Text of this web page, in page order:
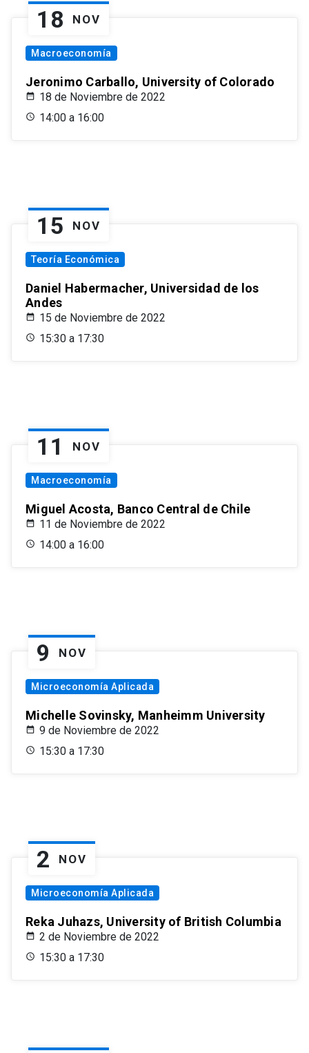
18 NOV
Macroeconomía
Jeronimo Carballo, University of Colorado
18 de Noviembre de 2022
14:00 a 16:00
15 NOV
Teoría Económica
Daniel Habermacher, Universidad de los
Andes
15 de Noviembre de 2022
15:30 a 17:30
11 NOV
Macroeconomía
Miguel Acosta, Banco Central de Chile
11 de Noviembre de 2022
14:00 a 16:00
9 NOV
Microeconomía Aplicada
Michelle Sovinsky, Manheimm University
9 de Noviembre de 2022
15:30 a 17:30
2 NOV
Microeconomía Aplicada
Reka Juhazs, University of British Columbia
2 de Noviembre de 2022
15:30 a 17:30